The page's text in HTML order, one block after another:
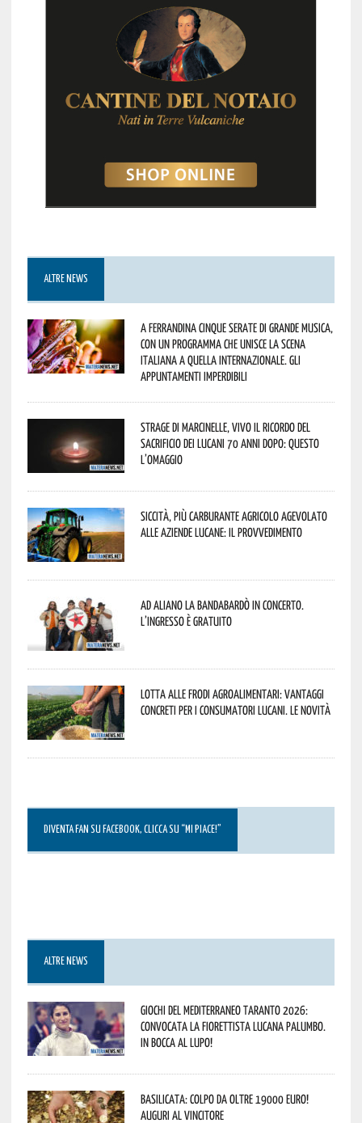
ALTRE NEWS
A Ferrandina cinque serate di grande musica,
con un programma che unisce la scena
italiana a quella internazionale. Gli
appuntamenti imperdibili
Strage di Marcinelle, vivo il ricordo del
sacrificio dei lucani 70 anni dopo: questo
l’omaggio
Siccità, più carburante agricolo agevolato
alle aziende lucane: il provvedimento
Ad Aliano la Bandabardò in concerto.
L’ingresso è gratuito
Lotta alle frodi agroalimentari: vantaggi
concreti per i consumatori lucani. Le novità
DIVENTA FAN SU FACEBOOK, CLICCA SU “MI PIACE!”
ALTRE NEWS
Giochi del Mediterraneo Taranto 2026:
convocata la fiorettista lucana Palumbo.
In bocca al lupo!
Basilicata: colpo da oltre 19000 Euro!
Auguri al vincitore